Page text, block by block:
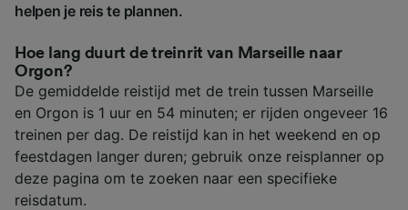
helpen je reis te plannen.
Hoe lang duurt de treinrit van Marseille naar
Orgon?
De gemiddelde reistijd met de trein tussen Marseille
en Orgon is 1 uur en 54 minuten; er rijden ongeveer 16
treinen per dag. De reistijd kan in het weekend en op
feestdagen langer duren; gebruik onze reisplanner op
deze pagina om te zoeken naar een specifieke
reisdatum.